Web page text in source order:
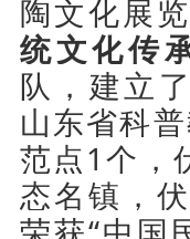
陶文化展
统文化传
队，建立
山东省科
范点1个，
态名镇，